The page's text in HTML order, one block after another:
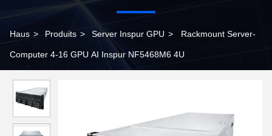
Haus > Produits > Server Inspur GPU > Rackmount Server-
Computer 4-16 GPU AI Inspur NF5468M6 4U